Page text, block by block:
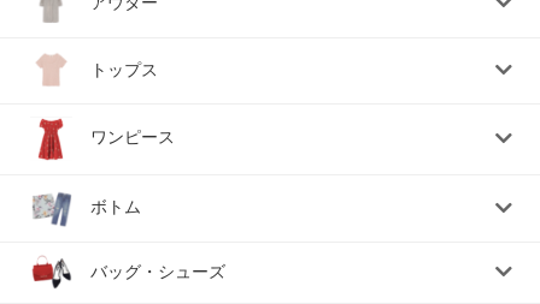
トップス
ワンピース
ボトム
バッグ・シューズ